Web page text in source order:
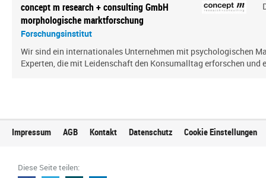
concept m research + consulting GmbH
morphologische marktforschung
Forschungsinstitut
Wir sind ein inter­na­tio­nales Unternehmen mit psy­cho­lo­gi­schen
Experten, die mit Leidenschaft den Konsumalltag erfor­schen und
Impressum AGB Kontakt Datenschutz Cookie Einstellungen
Diese Seite teilen: